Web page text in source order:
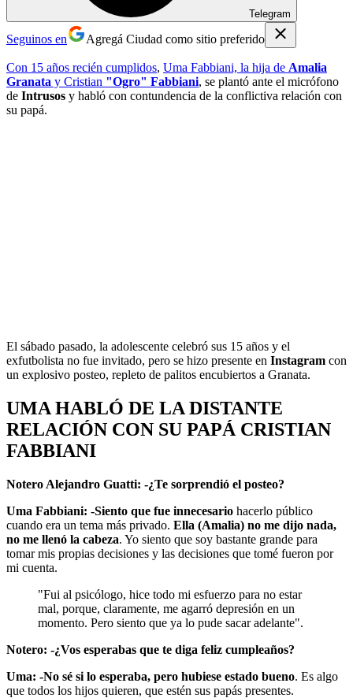
Telegram
Seguinos en Agregá Ciudad como sitio preferido
Con 15 años recién cumplidos, Uma Fabbiani, la hija de Amalia
Granata y Cristian "Ogro" Fabbiani, se plantó ante el micrófono
de Intrusos y habló con contundencia de la conflictiva relación con
su papá.
El sábado pasado, la adolescente celebró sus 15 años y el
exfutbolista no fue invitado, pero se hizo presente en Instagram con
un explosivo posteo, repleto de palitos encubiertos a Granata.
UMA HABLÓ DE LA DISTANTE
RELACIÓN CON SU PAPÁ CRISTIAN
FABBIANI
Notero Alejandro Guatti: -¿Te sorprendió el posteo?
Uma Fabbiani: -Siento que fue innecesario hacerlo público
cuando era un tema más privado. Ella (Amalia) no me dijo nada,
no me llenó la cabeza. Yo siento que soy bastante grande para
tomar mis propias decisiones y las decisiones que tomé fueron por
mi cuenta.
"Fui al psicólogo, hice todo mi esfuerzo para no estar
mal, porque, claramente, me agarró depresión en un
momento. Pero siento que ya lo pude sacar adelante".
Notero: -¿Vos esperabas que te diga feliz cumpleaños?
Uma: -No sé si lo esperaba, pero hubiese estado bueno. Es algo
que todos los hijos quieren, que estén sus papás presentes.